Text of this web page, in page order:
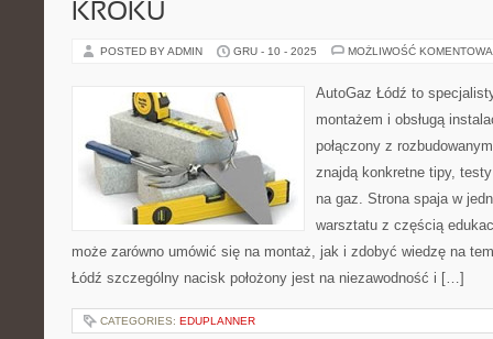
KROKU
POSTED BY ADMIN GRU - 10 - 2025 MOŻLIWOŚĆ
AutoGaz Łódź to
montażem i obsługą
połączony z
znajdą konkretne tipy,
na gaz. Strona spaja w
warsztatu z częścią
może zarówno umówić się na montaż, jak i zdobyć wiedzę na
Łódź szczególny nacisk położony jest na niezawodność i […]
CATEGORIES: EDUPLANNER